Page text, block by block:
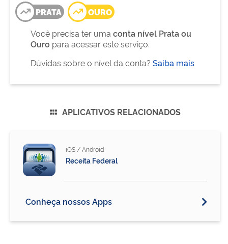
PRATA
OURO
Você precisa ter uma conta nível Prata ou
Ouro para acessar este serviço.
Dúvidas sobre o nível da conta? Saiba mais
APLICATIVOS RELACIONADOS
iOS /Android
Receita Federal
Conheça nossos Apps